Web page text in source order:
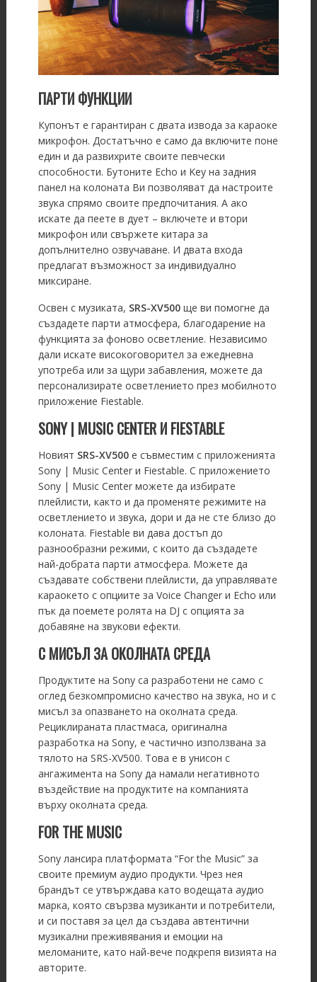
ПАРТИ ФУНКЦИИ
Купонът е гарантиран с двата извода за караоке
микрофон. Достатъчно е само да включите поне
един и да развихрите своите певчески
способности. Бутоните Echo и Key на задния
панел на колоната Ви позволяват да настроите
звука спрямо своите предпочитания. А ако
искате да пеете в дует – включете и втори
микрофон или свържете китара за
допълнително озвучаване. И двата входа
предлагат възможност за индивидуално
миксиране.
Освен с музиката, SRS-XV500 ще ви помогне да
създадете парти атмосфера, благодарение на
функцията за фоново осветление. Независимо
дали искате високоговорител за ежедневна
употреба или за щури забавления, можете да
персонализирате осветлението през мобилното
приложение Fiestable.
SONY | MUSIC CENTER И FIESTABLE
Новият SRS-XV500 е съвместим с приложенията
Sony | Music Center и Fiestable. С приложението
Sony | Music Center можете да избирате
плейлисти, както и да променяте режимите на
осветлението и звука, дори и да не сте близо до
колоната. Fiestable ви дава достъп до
разнообразни режими, с които да създадете
най-добрата парти атмосфера. Можете да
създавате собствени плейлисти, да управлявате
караокето с опциите за Voice Changer и Echo или
пък да поемете ролята на DJ с опцията за
добавяне на звукови ефекти.
С МИСЪЛ ЗА ОКОЛНАТА СРЕДА
Продуктите на Sony са разработени не само с
оглед безкомпромисно качество на звука, но и с
мисъл за опазването на околната среда.
Рециклираната пластмаса, оригинална
разработка на Sony, е частично използвана за
тялото на SRS-XV500. Това е в унисон с
ангажимента на Sony да намали негативното
въздействие на продуктите на компанията
върху околната среда.
FOR THE MUSIC
Sony лансира платформата “For the Music” за
своите премиум аудио продукти. Чрез нея
брандът се утвърждава като водещата аудио
марка, която свързва музиканти и потребители,
и си поставя за цел да създава автентични
музикални преживявания и емоции на
меломаните, като най-вече подкрепя визията на
авторите.